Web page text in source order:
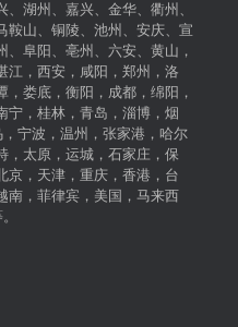
湖州、嘉兴、金华、衢州、
鞍山、铜陵、池州、安庆、宣
阜阳、亳州、六安、黄山，
江，西安，咸阳，郑州，洛
娄底，衡阳，成都，绵阳，
宁，桂林，青岛，淄博，烟
宁波，温州，张家港，哈尔
，太原，运城，石家庄，保
京，天津，重庆，香港，台
南，菲律宾，美国，马来西